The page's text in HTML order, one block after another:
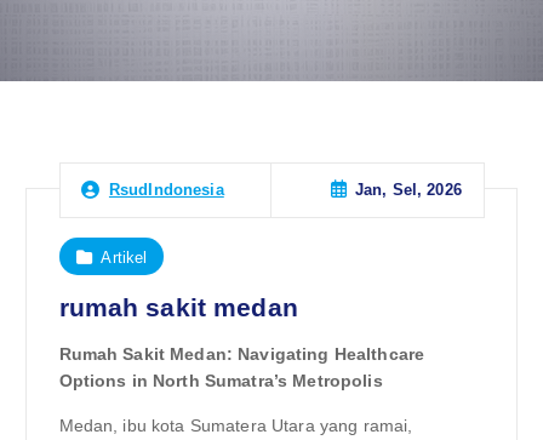
RsudIndonesia Jan, Sel, 2026
Artikel
rumah sakit medan
Rumah Sakit Medan: Navigating Healthcare
Options in North Sumatra’s Metropolis
Medan, ibu kota Sumatera Utara yang ramai,